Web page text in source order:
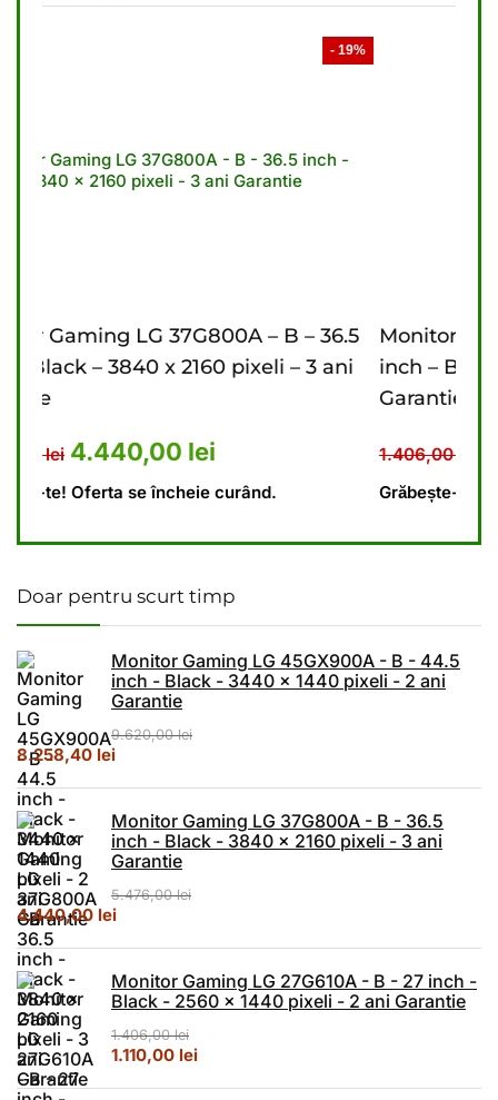
– 36.5
3 ani
lei.
este: 4.440,00 lei.
Monitor Gaming LG 27G610A – B – 27
inch – Black – 2560 x 1440 pixeli – 2 ani
1.406,00lei Prețul inițial a fost:
1.110,00 Prețul curent
Grăbește-te! Oferta se încheie curând.
Doar pentru scurt timp
Monitor Gaming LG 45GX900A - B - 44.5
inch - Black - 3440 x 1440 pixeli - 2 ani
Garantie
9.620,00lei
Prețul inițial a fost: 9.620,00 lei.
8.258,40 leiPrețul curent este: 8.258,40 lei.
Monitor Gaming LG 37G800A - B - 36.5
inch - Black - 3840 x 2160 pixeli - 3 ani
Garantie
5.476,00lei
Prețul inițial a fost: 5.476,00 lei.
4.440,00 leiPrețul curent este: 4.440,00 lei.
Monitor Gaming LG 27G610A - B - 27 inch -
Black - 2560 x 1440 pixeli - 2 ani Garantie
1.406,00lei
Prețul inițial a fost: 1.406,00 lei.
1.110,00 leiPrețul curent este: 1.110,00 lei.